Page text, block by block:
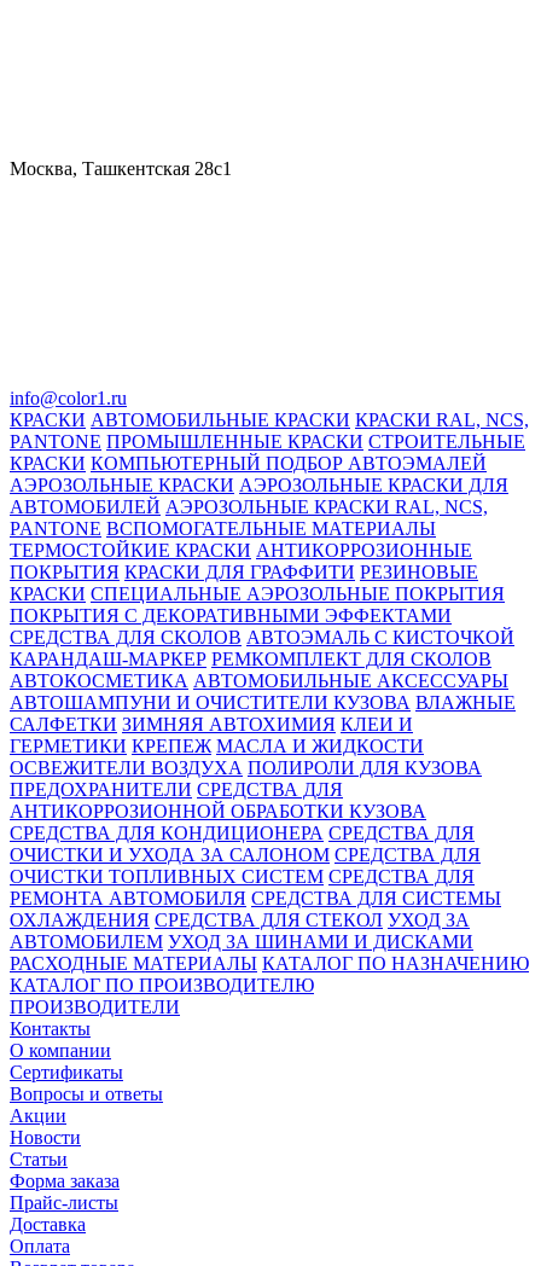
Москва, Ташкентская 28с1
info@color1.ru
КРАСКИ АВТОМОБИЛЬНЫЕ КРАСКИ КРАСКИ RAL, NCS,
PANTONE ПРОМЫШЛЕННЫЕ КРАСКИ СТРОИТЕЛЬНЫЕ
КРАСКИ КОМПЬЮТЕРНЫЙ ПОДБОР АВТОЭМАЛЕЙ
АЭРОЗОЛЬНЫЕ КРАСКИ АЭРОЗОЛЬНЫЕ КРАСКИ ДЛЯ
АВТОМОБИЛЕЙ АЭРОЗОЛЬНЫЕ КРАСКИ RAL, NCS,
PANTONE ВСПОМОГАТЕЛЬНЫЕ МАТЕРИАЛЫ
ТЕРМОСТОЙКИЕ КРАСКИ АНТИКОРРОЗИОННЫЕ
ПОКРЫТИЯ КРАСКИ ДЛЯ ГРАФФИТИ РЕЗИНОВЫЕ
КРАСКИ СПЕЦИАЛЬНЫЕ АЭРОЗОЛЬНЫЕ ПОКРЫТИЯ
ПОКРЫТИЯ С ДЕКОРАТИВНЫМИ ЭФФЕКТАМИ
СРЕДСТВА ДЛЯ СКОЛОВ АВТОЭМАЛЬ С КИСТОЧКОЙ
КАРАНДАШ-МАРКЕР РЕМКОМПЛЕКТ ДЛЯ СКОЛОВ
АВТОКОСМЕТИКА АВТОМОБИЛЬНЫЕ АКСЕССУАРЫ
АВТОШАМПУНИ И ОЧИСТИТЕЛИ КУЗОВА ВЛАЖНЫЕ
САЛФЕТКИ ЗИМНЯЯ АВТОХИМИЯ КЛЕИ И
ГЕРМЕТИКИ КРЕПЕЖ МАСЛА И ЖИДКОСТИ
ОСВЕЖИТЕЛИ ВОЗДУХА ПОЛИРОЛИ ДЛЯ КУЗОВА
ПРЕДОХРАНИТЕЛИ СРЕДСТВА ДЛЯ
АНТИКОРРОЗИОННОЙ ОБРАБОТКИ КУЗОВА
СРЕДСТВА ДЛЯ КОНДИЦИОНЕРА СРЕДСТВА ДЛЯ
ОЧИСТКИ И УХОДА ЗА САЛОНОМ СРЕДСТВА ДЛЯ
ОЧИСТКИ ТОПЛИВНЫХ СИСТЕМ СРЕДСТВА ДЛЯ
РЕМОНТА АВТОМОБИЛЯ СРЕДСТВА ДЛЯ СИСТЕМЫ
ОХЛАЖДЕНИЯ СРЕДСТВА ДЛЯ СТЕКОЛ УХОД ЗА
АВТОМОБИЛЕМ УХОД ЗА ШИНАМИ И ДИСКАМИ
РАСХОДНЫЕ МАТЕРИАЛЫ КАТАЛОГ ПО НАЗНАЧЕНИЮ
КАТАЛОГ ПО ПРОИЗВОДИТЕЛЮ
ПРОИЗВОДИТЕЛИ
Контакты
О компании
Сертификаты
Вопросы и ответы
Акции
Новости
Статьи
Форма заказа
Прайс-листы
Доставка
Оплата